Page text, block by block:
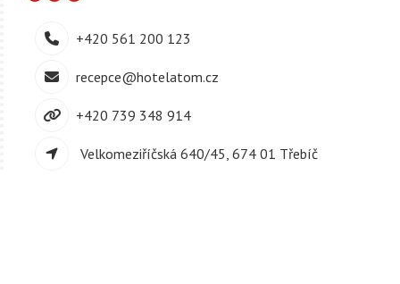
+420 561 200 123
recepce@hotelatom.cz
+420 739 348 914
Velkomeziříčská 640/45, 674 01 Třebíč